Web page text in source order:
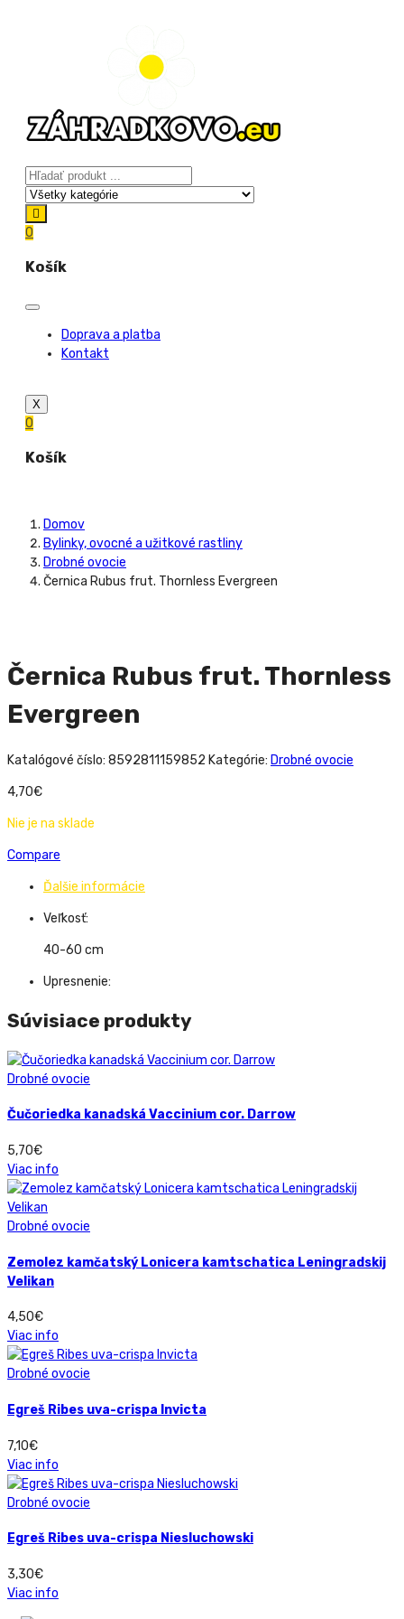
0
Košík
Doprava a platba
Kontakt
X
0
Košík
Domov
Bylinky, ovocné a užitkové rastliny
Drobné ovocie
Černica Rubus frut. Thornless Evergreen
Černica Rubus frut. Thornless
Evergreen
Katalógové číslo: 8592811159852 Kategórie: Drobné ovocie
4,70€
Nie je na sklade
Compare
Ďalšie informácie
Veľkosť:
40-60 cm
Upresnenie:
Súvisiace produkty
Drobné ovocie
Čučoriedka kanadská Vaccinium cor. Darrow
5,70€
Viac info
Drobné ovocie
Zemolez kamčatský Lonicera kamtschatica Leningradskij
Velikan
4,50€
Viac info
Drobné ovocie
Egreš Ribes uva-crispa Invicta
7,10€
Viac info
Drobné ovocie
Egreš Ribes uva-crispa Niesluchowski
3,30€
Viac info